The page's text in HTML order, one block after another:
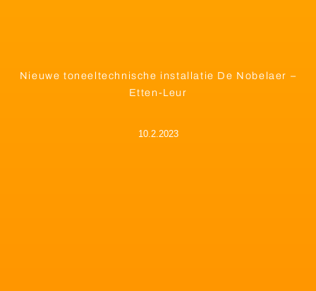
Nieuwe toneeltechnische installatie De Nobelaer –
Etten-Leur
10.2.2023